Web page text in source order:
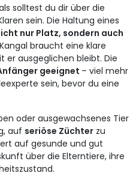
solltest du dir über die
sein. Die Haltung eines
nur Platz, sondern auch
braucht eine klare
er ausgeglichen bleibt. Die
geeignet – viel mehr
sein, bevor du eine
oder ausgewachsenes Tier
auf seriöse Züchter zu
auf gesunde und gut
über die Elterntiere, ihre